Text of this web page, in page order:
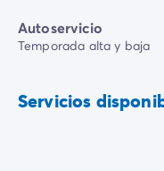
Autoservicio
Temporada alta y baja
Servicios